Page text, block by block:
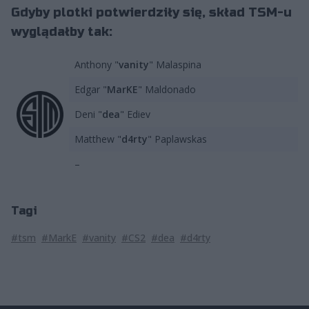
Gdyby plotki potwierdziły się, skład TSM-u
wyglądałby tak:
Anthony "vanity" Malaspina
Edgar "MarKE" Maldonado
Deni "dea" Ediev
Matthew "d4rty" Paplawskas
–
Tagi
#tsm #MarkE #vanity #CS2 #dea #d4rty